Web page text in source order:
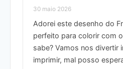
30 maio 2026
Adorei este desenho do
perfeito para colorir com
sabe? Vamos nos divertir
imprimir, mal posso